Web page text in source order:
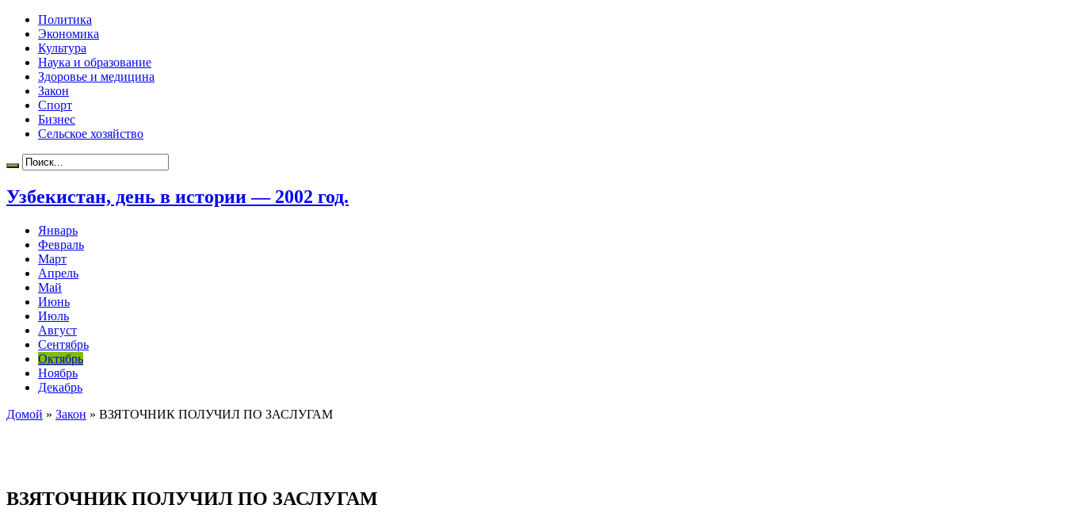
Политика
Экономика
Культура
Наука и образование
Здоровье и медицина
Закон
Спорт
Бизнес
Сельское хозяйство
Узбекистан, день в истории — 2002 год.
Январь
Февраль
Март
Апрель
Май
Июнь
Июль
Август
Сентябрь
Октябрь
Ноябрь
Декабрь
Домой » Закон » ВЗЯТОЧНИК ПОЛУЧИЛ ПО ЗАСЛУГАМ
ВЗЯТОЧНИК ПОЛУЧИЛ ПО ЗАСЛУГАМ